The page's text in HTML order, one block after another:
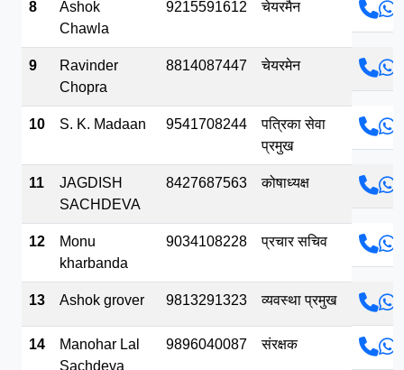
8
Ashok
Chawla
9215591612 चेयरमैन
9
Ravinder
Chopra
8814087447 चेयरमेन
10 S. K. Madaan 9541708244
पत्रिका सेवा
प्रमुख
11
JAGDISH
SACHDEVA
8427687563 कोषाध्यक्ष
12
Monu
kharbanda
9034108228 प्रचार सचिव
13 Ashok grover 9813291323 व्यवस्था प्रमुख
14
Manohar Lal
Sachdeva
9896040087 संरक्षक